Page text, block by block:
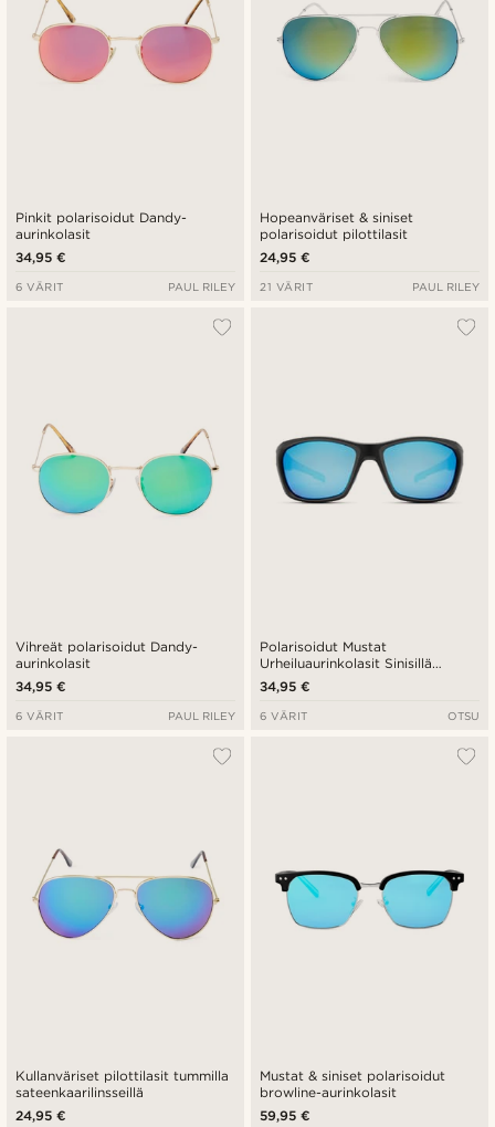
Pinkit polarisoidut Dandy-
aurinkolasit
34,95 €
6 VÄRIT PAUL RILEY
Hopeanväriset & siniset
polarisoidut pilottilasit
24,95 €
21 VÄRIT PAUL RILEY
Vihreät polarisoidut Dandy-
aurinkolasit
34,95 €
6 VÄRIT PAUL RILEY
Polarisoidut Mustat
Urheiluaurinkolasit Sinisillä
Linsseillä
34,95 €
6 VÄRIT OTSU
Kullanväriset pilottilasit tummilla
sateenkaarilinsseillä
24,95 €
Mustat & siniset polarisoidut
browline-aurinkolasit
59,95 €